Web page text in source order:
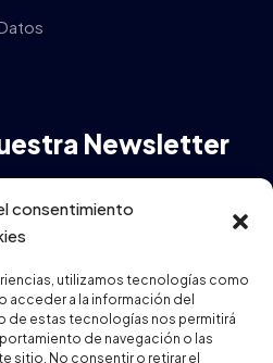
consentimiento
utilizamos tecnologías como
acceder a la información del
de estas tecnologías nos permitirá
de navegación o las
sitio. No consentir o retirar el
Newsletter